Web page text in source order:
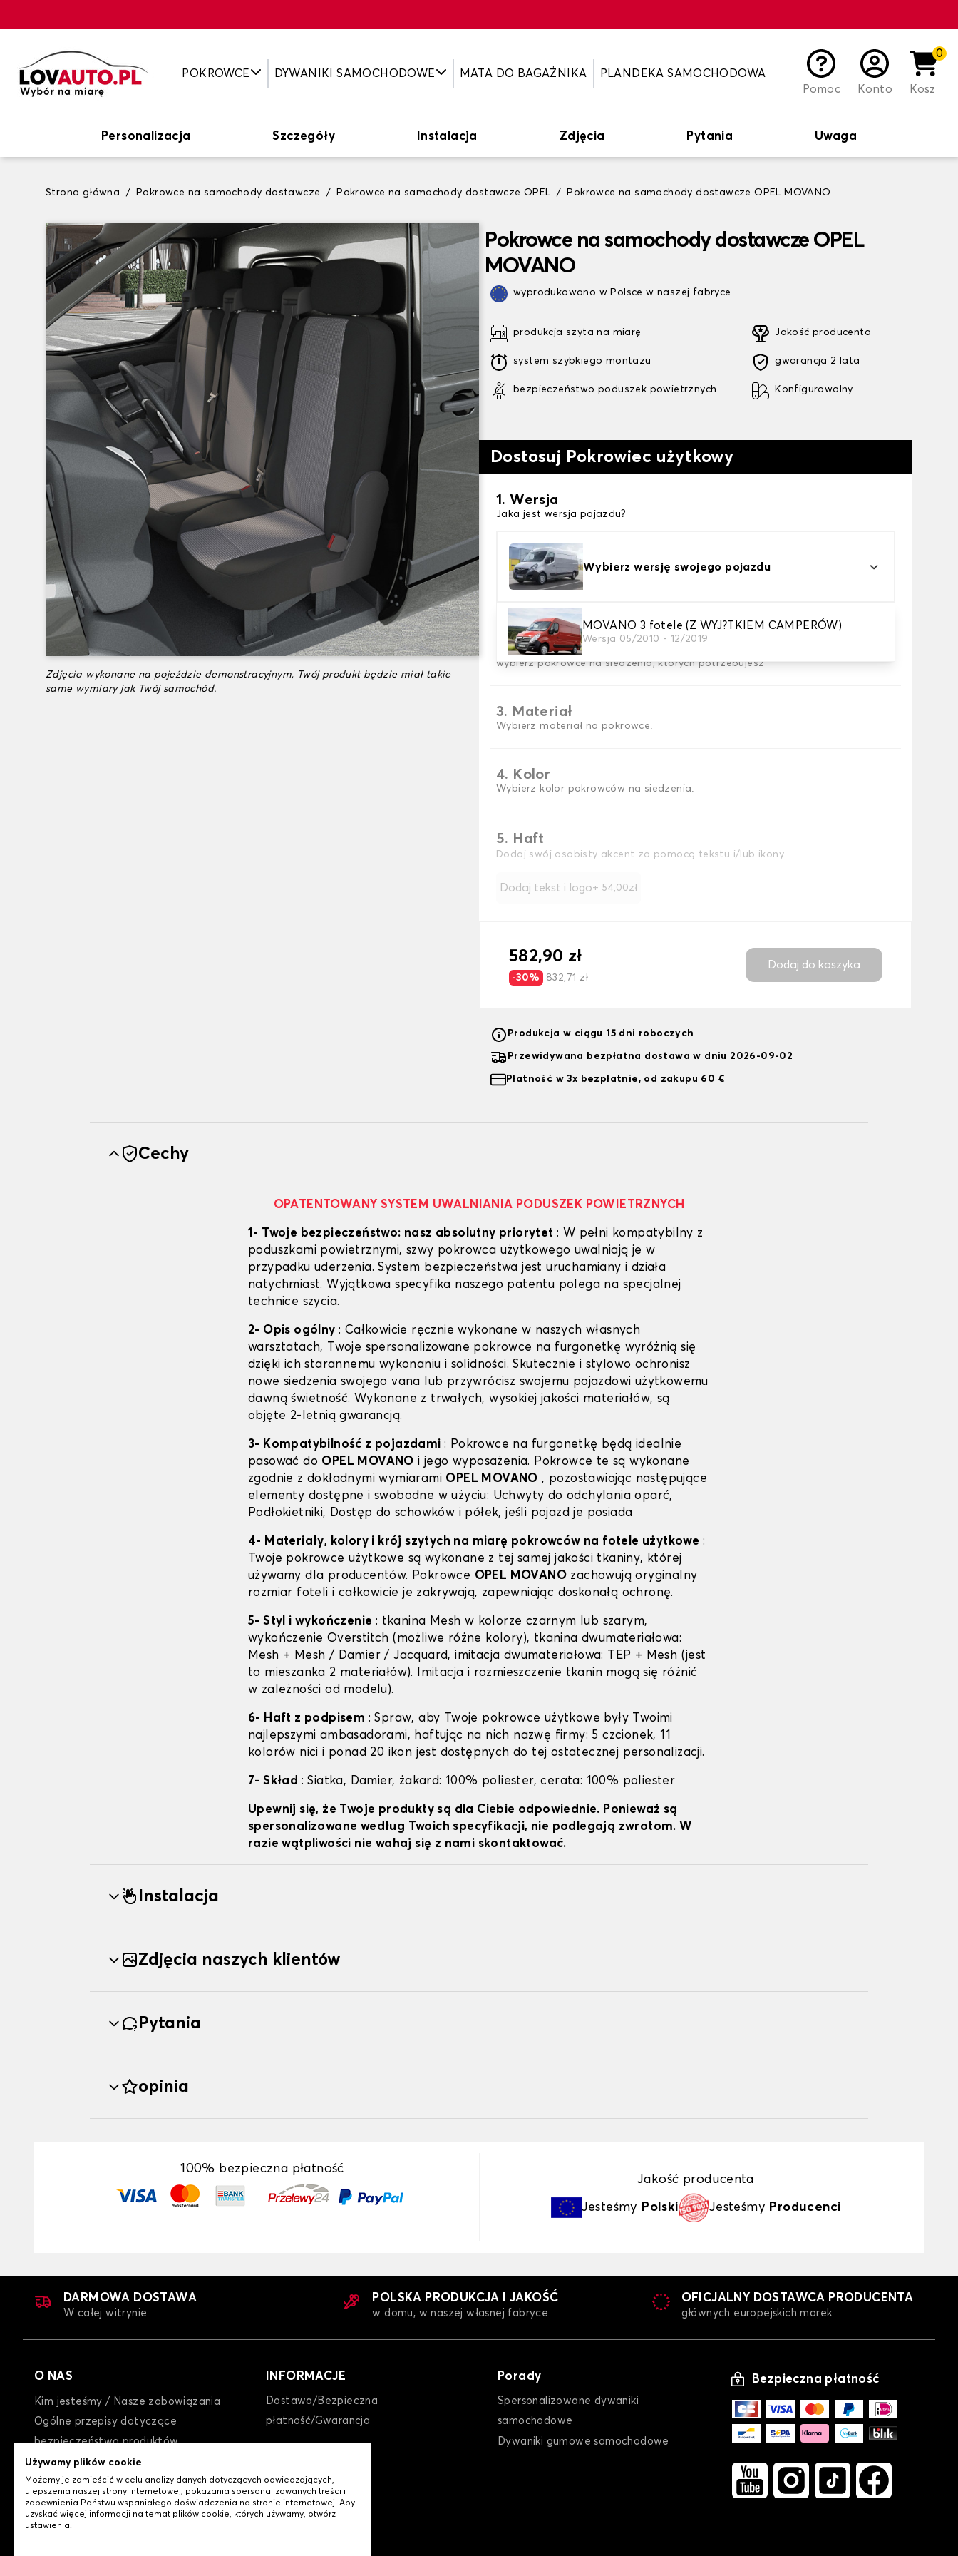
POKROWCE DYWANIKI SAMOCHODOWE MATA DO BAGAŻNIKA
PLANDEKA SAMOCHODOWA
Pomoc
Konto
0
Kosz
Personalizacja Szczegóły Instalacja Zdjęcia Pytania Uwaga
Strona główna Pokrowce na samochody dostawcze Pokrowce na samochody dostawcze OPEL Pokrowce na samochody dostawcze OPEL MOVANO
Zdjęcia wykonane na pojeździe demonstracyjnym, Twój produkt będzie miał takie
same wymiary jak Twój samochód.
Pokrowce na samochody dostawcze OPEL
MOVANO
wyprodukowano w Polsce w naszej fabryce
produkcja szyta na miarę
system szybkiego montażu
bezpieczeństwo poduszek powietrznych
Jakość producenta
gwarancja 2 lata
Konfigurowalny
Dostosuj Pokrowiec użytkowy
1. Wersja
Jaka jest wersja pojazdu?
Wybierz wersję swojego pojazdu
MOVANO 3 fotele (Z WYJ?TKIEM CAMPERÓW)
Wersja 05/2010 - 12/2019
2. Wybór gry
wybierz pokrowce na siedzenia, których potrzebujesz
3. Materiał
Wybierz materiał na pokrowce.
4. Kolor
Wybierz kolor pokrowców na siedzenia.
5. Haft
Dodaj swój osobisty akcent za pomocą tekstu i/lub ikony
Dodaj tekst i logo + 54,00zł
582,90 zł
-30% 832,71 zł
Dodaj do koszyka
Produkcja w ciągu 15 dni roboczych
Przewidywana bezpłatna dostawa w dniu 2026-09-02
Płatność w 3x bezpłatnie, od zakupu 60 €
Cechy
OPATENTOWANY SYSTEM UWALNIANIA PODUSZEK POWIETRZNYCH
1- Twoje bezpieczeństwo: nasz absolutny priorytet : W pełni kompatybilny z
poduszkami powietrznymi, szwy pokrowca użytkowego uwalniają je w
przypadku uderzenia. System bezpieczeństwa jest uruchamiany i działa
natychmiast. Wyjątkowa specyfika naszego patentu polega na specjalnej
technice szycia.
2- Opis ogólny : Całkowicie ręcznie wykonane w naszych własnych
warsztatach, Twoje spersonalizowane pokrowce na furgonetkę wyróżnią się
dzięki ich starannemu wykonaniu i solidności. Skutecznie i stylowo ochronisz
nowe siedzenia swojego vana lub przywrócisz swojemu pojazdowi użytkowemu
dawną świetność. Wykonane z trwałych, wysokiej jakości materiałów, są
objęte 2-letnią gwarancją.
3- Kompatybilność z pojazdami : Pokrowce na furgonetkę będą idealnie
pasować do OPEL MOVANO i jego wyposażenia. Pokrowce te są wykonane
zgodnie z dokładnymi wymiarami OPEL MOVANO , pozostawiając następujące
elementy dostępne i swobodne w użyciu: Uchwyty do odchylania oparć,
Podłokietniki, Dostęp do schowków i półek, jeśli pojazd je posiada
4- Materiały, kolory i krój szytych na miarę pokrowców na fotele użytkowe :
Twoje pokrowce użytkowe są wykonane z tej samej jakości tkaniny, której
używamy dla producentów. Pokrowce OPEL MOVANO zachowują oryginalny
rozmiar foteli i całkowicie je zakrywają, zapewniając doskonałą ochronę.
5- Styl i wykończenie : tkanina Mesh w kolorze czarnym lub szarym,
wykończenie Overstitch (możliwe różne kolory), tkanina dwumateriałowa:
Mesh + Mesh / Damier / Jacquard, imitacja dwumateriałowa: TEP + Mesh (jest
to mieszanka 2 materiałów). Imitacja i rozmieszczenie tkanin mogą się różnić
w zależności od modelu).
6- Haft z podpisem : Spraw, aby Twoje pokrowce użytkowe były Twoimi
najlepszymi ambasadorami, haftując na nich nazwę firmy: 5 czcionek, 11
kolorów nici i ponad 20 ikon jest dostępnych do tej ostatecznej personalizacji.
7- Skład : Siatka, Damier, żakard: 100% poliester, cerata: 100% poliester
Upewnij się, że Twoje produkty są dla Ciebie odpowiednie. Ponieważ są
spersonalizowane według Twoich specyfikacji, nie podlegają zwrotom. W
razie wątpliwości nie wahaj się z nami skontaktować.
Instalacja
Zdjęcia naszych klientów
Pytania
opinia
100% bezpieczna płatność
Jakość producenta
Jesteśmy Polski Jesteśmy Producenci
DARMOWA DOSTAWA
W całej witrynie
POLSKA PRODUKCJA I JAKOŚĆ
w domu, w naszej własnej fabryce
OFICJALNY DOSTAWCA PRODUCENTA
głównych europejskich marek
O NAS
Kim jesteśmy / Nasze zobowiązania
Ogólne przepisy dotyczące
bezpieczeństwa produktów
GTC
Polityka prywatności / Cookies
Kontakt z nami
INFORMACJE
Dostawa/Bezpieczna
płatność/Gwarancja
Porady
Spersonalizowane dywaniki
samochodowe
Dywaniki gumowe samochodowe
Bezpieczna płatność
Używamy plików cookie
Możemy je zamieścić w celu analizy danych dotyczących odwiedzających,
ulepszenia naszej strony internetowej, pokazania spersonalizowanych treści i
zapewnienia Państwu wspaniałego doświadczenia na stronie internetowej. Aby
uzyskać więcej informacji na temat plików cookie, których używamy, otwórz
ustawienia.